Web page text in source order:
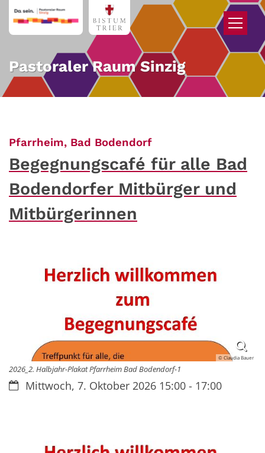
Zum Inhalt springen
Pastoraler Raum Sinzig
Pfarrheim, Bad Bodendorf:
Begegnungscafé für alle Bad
Bodendorfer Mitbürger und
Mitbürgerinnen
© Claudia Bauer
2026_2. Halbjahr-Plakat Pfarrheim Bad Bodendorf-1
Datum:Mittwoch, 7. Oktober 2026 15:00 - 17:00